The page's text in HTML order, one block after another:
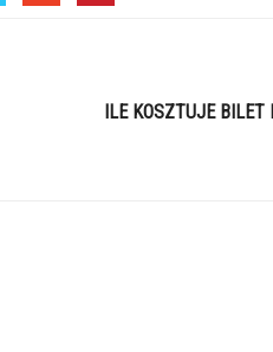
ILE KOSZTUJE BILET